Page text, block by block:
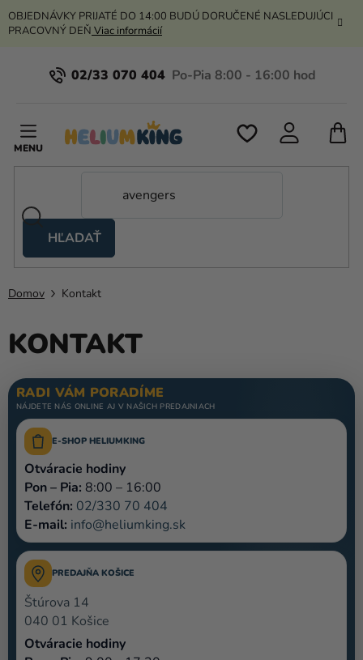
Prejsť
na
OBJEDNÁVKY PRIJATÉ DO 14:00 BUDÚ DORUČENÉ NASLEDUJÚCI
PRACOVNÝ DEŇ Viac informácií
02/33 070 404
HĽADAŤ
stany
Kanekalon
Hélium
a
balóny
Svadba
Párty
Výzdoba
a
doplnky
Karnevalové
kostýmy a
masky
Oblečenie
Pečenie
Domov Kontakt
KONTAKT
RADI VÁM PORADÍME
NÁJDETE NÁS ONLINE AJ V NAŠICH PREDAJNIACH
E-SHOP HELIUMKING
Otváracie hodiny
Pon – Pia: 8:00 – 16:00
Telefón: 02/330 70 404
E-mail: info@heliumking.sk
PREDAJŇA KOŠICE
Štúrova 14
040 01 Košice
Otváracie hodiny